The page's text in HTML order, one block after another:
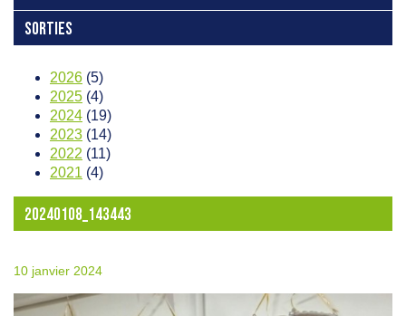
SORTIES
2026 (5)
2025 (4)
2024 (19)
2023 (14)
2022 (11)
2021 (4)
20240108_143443
10 janvier 2024